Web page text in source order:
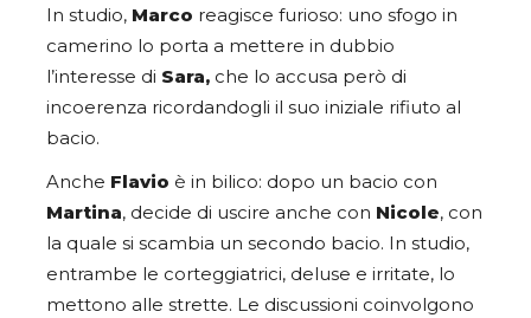
In studio, Marco reagisce furioso: uno sfogo in
camerino lo porta a mettere in dubbio
l’interesse di Sara, che lo accusa però di
incoerenza ricordandogli il suo iniziale rifiuto al
bacio.
Anche Flavio è in bilico: dopo un bacio con
Martina, decide di uscire anche con Nicole, con
la quale si scambia un secondo bacio. In studio,
entrambe le corteggiatrici, deluse e irritate, lo
mettono alle strette. Le discussioni coinvolgono